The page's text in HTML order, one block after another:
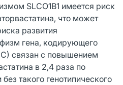
SLCO1B1 имеется риск
что может
развития
гена, кодирующего
связан с повышением
в 2,4 раза по
такого генотипического